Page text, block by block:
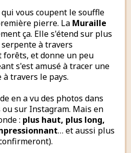
vous coupent le souffle
pierre. La Muraille
ça. Elle s'étend sur plus
à travers
forêts, et donne un peu
s'est amusé à tracer une
travers le pays.
en a vu des photos dans
sur Instagram. Mais en
: plus haut, plus long,
… et aussi plus